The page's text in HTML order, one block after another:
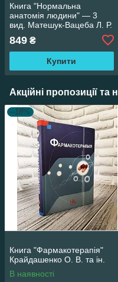
Книга "Нормальна
анатомія людини" — 3
вид. Матешук-Вацеба Л. Р.
849 ₴
Купити
Акційні пропозиції та
–18%
Книга "Фармакотерапія"
Крайдашенко О. В. та ін.
В наявності